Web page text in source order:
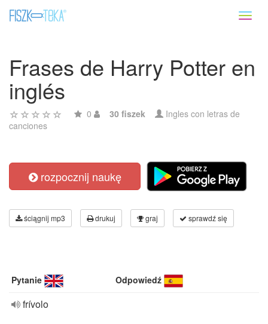
Frases de Harry Potter en
inglés
0 30 fiszek
Ingles con letras de
canciones
rozpocznij naukę
ściągnij mp3 drukuj graj sprawdź się
Pytanie Odpowiedź
frívolo